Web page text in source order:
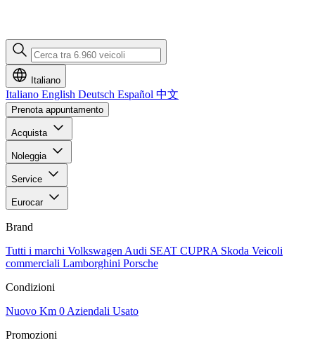
Italiano
Italiano English Deutsch Español 中文
Prenota appuntamento
Acquista
Noleggia
Service
Eurocar
Brand
Tutti i marchi Volkswagen Audi SEAT CUPRA Skoda Veicoli
commerciali Lamborghini Porsche
Condizioni
Nuovo Km 0 Aziendali Usato
Promozioni